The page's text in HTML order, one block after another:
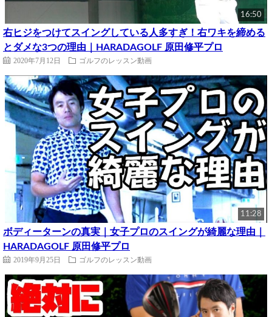
16:50
右ヒジをつけてスイングしている人多すぎ！右ワキを締める
とダメな3つの理由｜HARADAGOLF 原田修平プロ
2020年7月12日 ゴルフのレッスン動画
11:28
ボディーターンの真実｜女子プロのスイングが綺麗な理由｜
HARADAGOLF 原田修平プロ
2019年9月25日 ゴルフのレッスン動画